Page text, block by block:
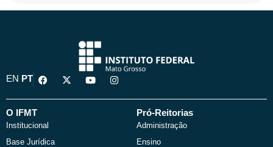
EN PT
F
a
e
o
k
X
-
w
Y
o
t
I
n
t
O IFMT
Institucional
Base Jurídica
Pró-Reitorias
Administração
Ensino